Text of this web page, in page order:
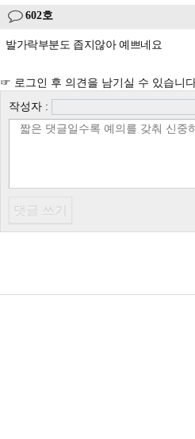
602호
발가락부분도 좁지않아 예쁘네요
☞ 로그인 후 의견을 남기실 수 있습니
작성자 :